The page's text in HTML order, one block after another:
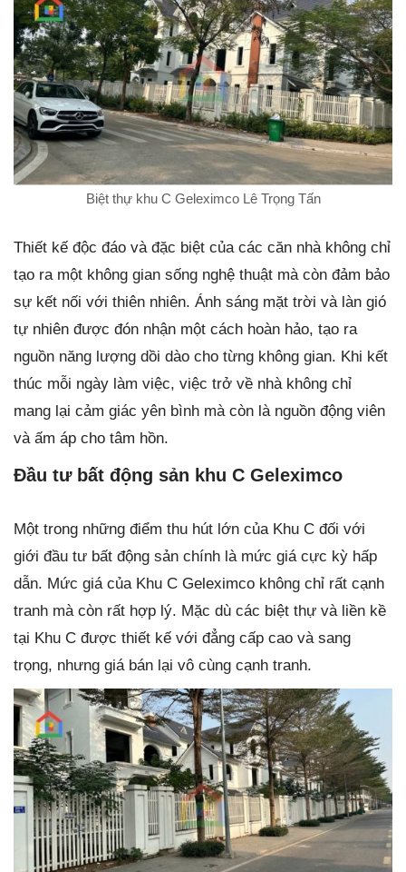
Biệt thự khu C Geleximco Lê Trọng Tấn
Thiết kế độc đáo và đặc biệt của các căn nhà không chỉ
tạo ra một không gian sống nghệ thuật mà còn đảm bảo
sự kết nối với thiên nhiên. Ánh sáng mặt trời và làn gió
tự nhiên được đón nhận một cách hoàn hảo, tạo ra
nguồn năng lượng dồi dào cho từng không gian. Khi kết
thúc mỗi ngày làm việc, việc trở về nhà không chỉ
mang lại cảm giác yên bình mà còn là nguồn động viên
và ấm áp cho tâm hồn.
Đầu tư bất động sản khu C Geleximco
Một trong những điểm thu hút lớn của Khu C đối với
giới đầu tư bất động sản chính là mức giá cực kỳ hấp
dẫn. Mức giá của Khu C Geleximco không chỉ rất cạnh
tranh mà còn rất hợp lý. Mặc dù các biệt thự và liền kề
tại Khu C được thiết kế với đẳng cấp cao và sang
trọng, nhưng giá bán lại vô cùng cạnh tranh.